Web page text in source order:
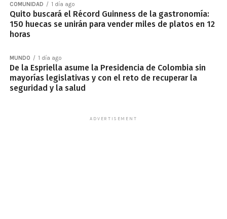
COMUNIDAD 1 día ago
Quito buscará el Récord Guinness de la gastronomía:
150 huecas se unirán para vender miles de platos en 12
horas
MUNDO 1 día ago
De la Espriella asume la Presidencia de Colombia sin
mayorías legislativas y con el reto de recuperar la
seguridad y la salud
ADVERTISEMENT